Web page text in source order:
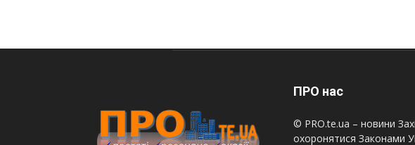
ПРО нас
© PRO.te.ua – новини
охоронятися Законами